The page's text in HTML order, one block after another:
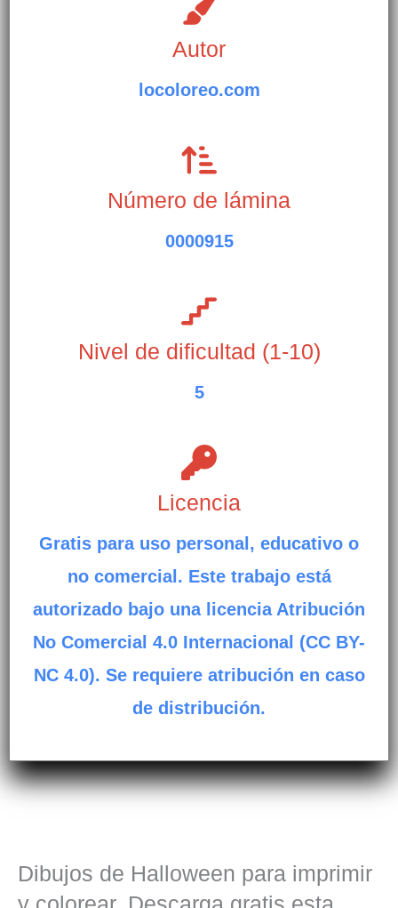
Autor
locoloreo.com
Número de lámina
0000915
Nivel de dificultad (1-10)
5
Licencia
Gratis para uso personal, educativo o
no comercial. Este trabajo está
autorizado bajo una licencia Atribución
No Comercial 4.0 Internacional (CC BY-
NC 4.0). Se requiere atribución en caso
de distribución.
Dibujos de Halloween para imprimir